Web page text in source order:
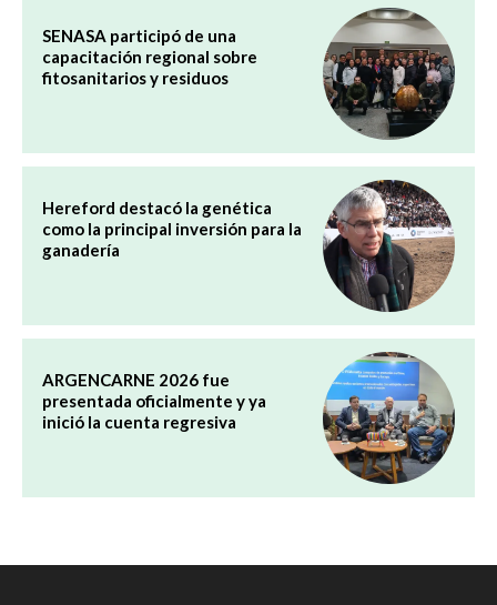
SENASA participó de una
capacitación regional sobre
fitosanitarios y residuos
Hereford destacó la genética
como la principal inversión para la
ganadería
ARGENCARNE 2026 fue
presentada oficialmente y ya
inició la cuenta regresiva